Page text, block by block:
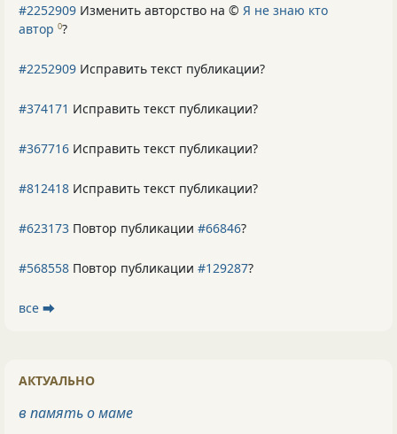
#2252909 Изменить авторство на © Я не знаю кто
автор 0?
#2252909 Исправить текст публикации?
#374171 Исправить текст публикации?
#367716 Исправить текст публикации?
#812418 Исправить текст публикации?
#623173 Повтор публикации #66846?
#568558 Повтор публикации #129287?
все ⮕
АКТУАЛЬНО
в память о маме